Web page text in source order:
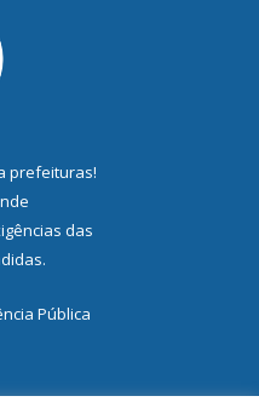
prefeituras!
das
Pública